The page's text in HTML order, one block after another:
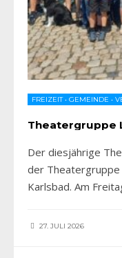
FREIZEIT• GEMEINDE •
Theatergruppe
Der diesjährige
der Theatergruppe
Karlsbad. Am
27. JULI 2026